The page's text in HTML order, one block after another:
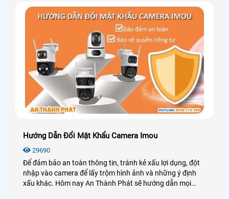
Hướng Dẫn Đổi Mật Khẩu Camera Imou
29690
Để đảm bảo an toàn thông tin, tránh kẻ xấu lợi dụng, đột
nhập vào camera để lấy trộm hình ảnh và những ý định
xấu khác. Hôm nay An Thành Phát sẽ hướng dẫn mọi